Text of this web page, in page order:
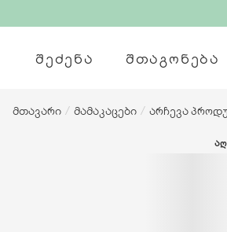
ᲨᲔᲫᲔᲜᲐ ᲨᲗᲐᲒᲝᲜᲔᲑᲐ
მთავარი / მამაკაცები / არჩევა